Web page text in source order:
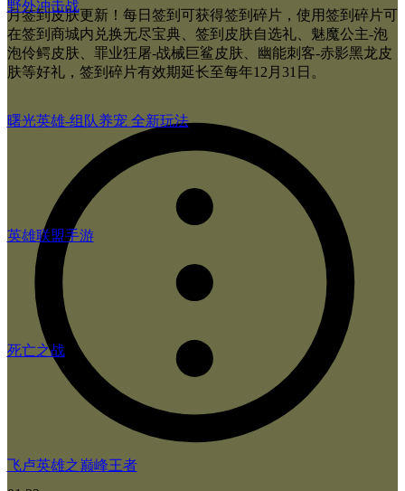
月签到皮肤更新！每日签到可获得签到碎片，使用签到碎片可
在签到商城内兑换无尽宝典、签到皮肤自选礼、魅魔公主-泡
泡伶鳄皮肤、罪业狂屠-战械巨鲨皮肤、幽能刺客-赤影黑龙皮
肤等好礼，签到碎片有效期延长至每年12月31日。
野外冲击战
曙光英雄-组队养宠 全新玩法
英雄联盟手游
死亡之战
飞卢英雄之巅峰王者